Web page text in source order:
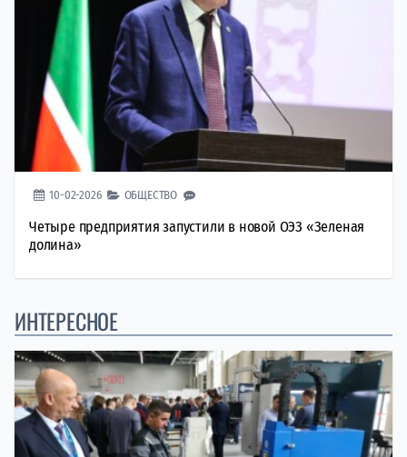
10-02-2026 ОБЩЕСТВО
Четыре предприятия запустили в новой ОЭЗ «Зеленая
долина»
ИНТЕРЕСНОЕ